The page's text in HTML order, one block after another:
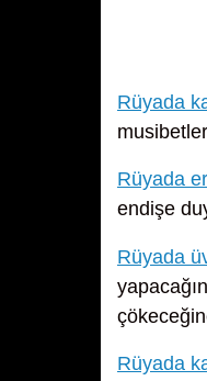
Rüyada
Rüyada
endişe
Rüyada
Rüyada